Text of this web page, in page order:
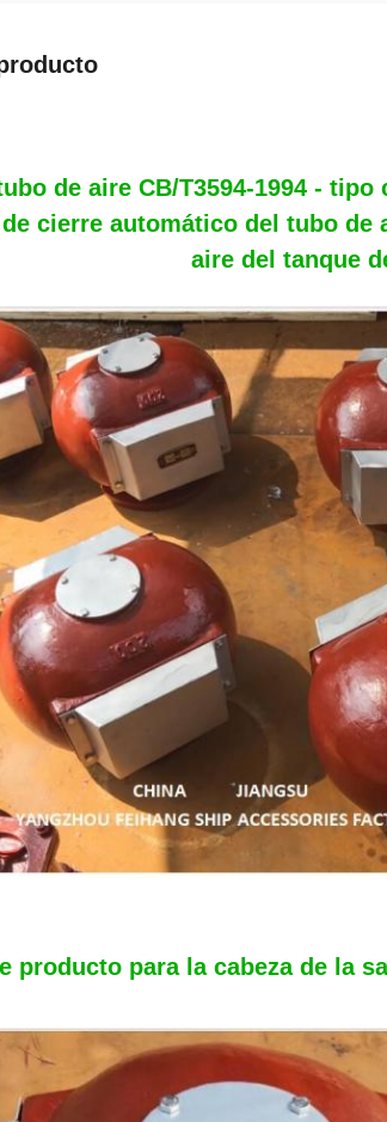
de aire CB/T3594-1994 -
cierre automático del tubo de
aire del tanque
producto para la cabeza de la